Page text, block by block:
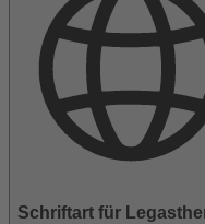
Schriftart für